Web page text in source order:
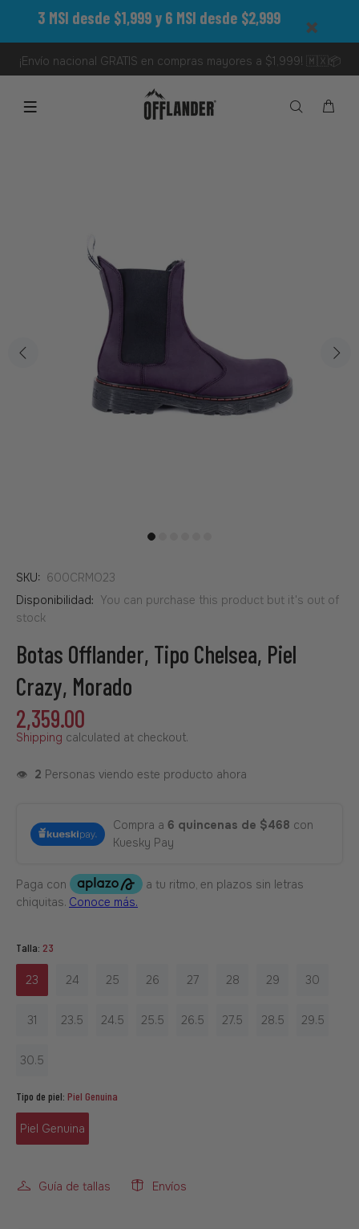
3 MSI desde $1,999 y 6 MSI desde $2,999
¡Envío nacional GRATIS en compras mayores a $1,999! 🇲🇽📦
SKU: 600CRMO23
Disponibilidad: You can purchase this product but it's out of
stock
Botas Offlander, Tipo Chelsea, Piel
Crazy, Morado
2,359.00
Shipping calculated at checkout.
👁️ 2 Personas viendo este producto ahora
Compra a 6 quincenas de $468 con
Kuesky Pay
Talla: 23
23 24 25 26 27 28 29 30
31 23.5 24.5 25.5 26.5 27.5 28.5 29.5
30.5
Tipo de piel: Piel Genuina
Piel Genuina
Guía de tallas Envíos